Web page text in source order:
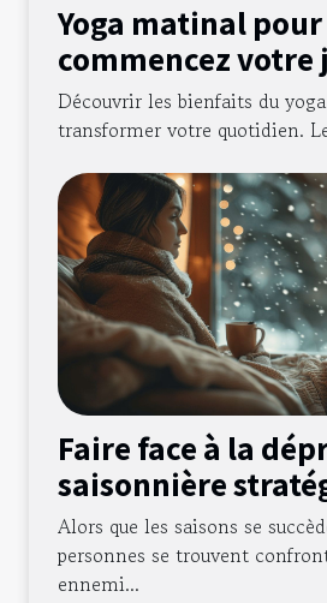
Yoga matinal
commencez votre
avec énergie et
Découvrir les bienfaits du
transformer votre quotidien.
Faire face à la
saisonnière
pratiques pour
son bien-être
Alors que les saisons se
personnes se trouvent
ennemi...